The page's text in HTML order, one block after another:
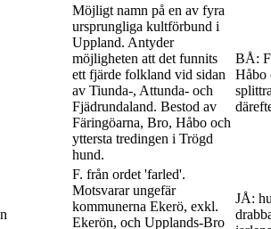
Möjligt namn på en av fyra
ursprungliga kultförbund i
Uppland. Antyder
möjligheten att det funnits
ett fjärde folkland vid sidan
av Tiunda-, Attunda- och
Fjädrundaland. Bestod av
Färingöarna, Bro, Håbo och
yttersta tredingen i Trögd
hund.
BÅ:
Håbo
F. från ordet 'farled'.
Motsvarar ungefär
kommunerna Ekerö, exkl.
Ekerön, och Upplands-Bro
JÅ: